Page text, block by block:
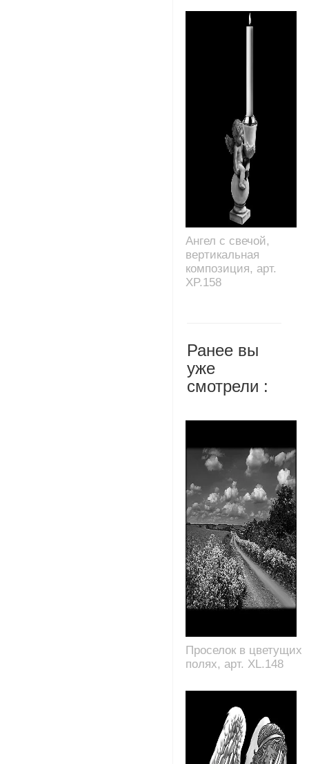
Ангел с свечой,
вертикальная
композиция, арт.
XP.158
Ранее вы
уже
смотрели :
Проселок в цветущих
полях, арт. XL.148